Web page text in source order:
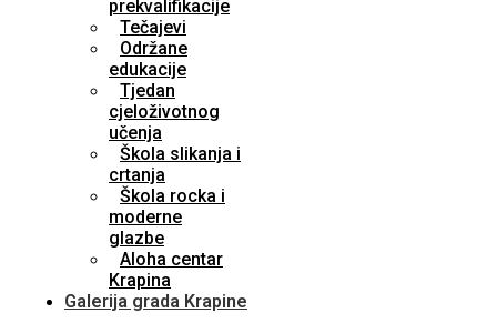
prekvalifikacije
Tečajevi
Održane
edukacije
Tjedan
cjeloživotnog
učenja
Škola slikanja i
crtanja
Škola rocka i
moderne
glazbe
Aloha centar
Krapina
Galerija grada Krapine